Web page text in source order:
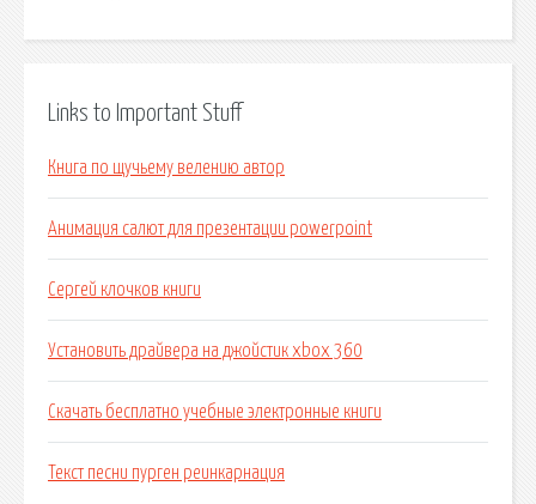
Links to Important Stuff
Книга по щучьему велению автор
Анимация салют для презентации powerpoint
Сергей клочков книги
Установить драйвера на джойстик xbox 360
Скачать бесплатно учебные электронные книги
Текст песни пурген реинкарнация